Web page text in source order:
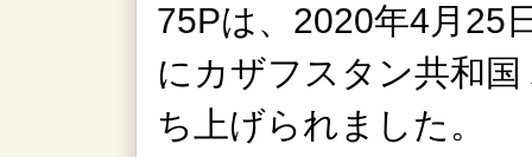
75Pは、 2020年4月25
にカザフスタン共和
ち上げられました。